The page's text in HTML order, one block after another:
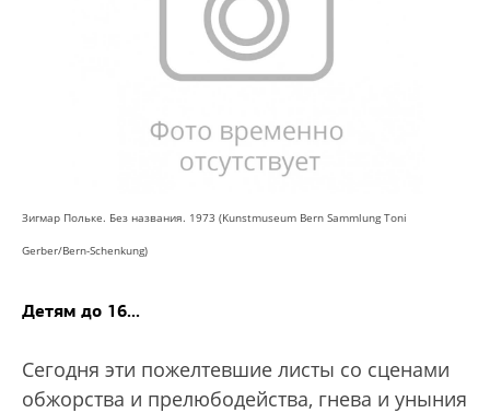
Зигмар Польке. Без названия. 1973 (Kunstmuseum Bern Sammlung Toni
Gerber/Bern-Schenkung)
Детям до 16...
Сегодня эти пожелтевшие листы со сценами
обжорства и прелюбодейства, гнева и уныния